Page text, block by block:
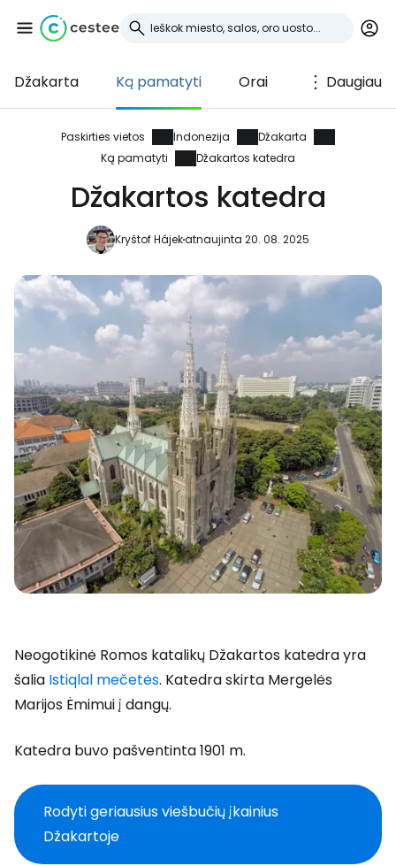
Džakarta Ką pamatyti Orai Daugiau
Paskirties vietos Indonezija
Džakarta
Ką pamatyti
Džakartos katedra
Džakartos katedra
Kryštof Hájekatnaujinta 20. 08. 2025
Neogotikinė Romos katalikų Džakartos katedra yra
šalia Istiqlal mečetės. Katedra skirta Mergelės
Marijos Ėmimui į dangų.
Katedra buvo pašventinta 1901 m.
Rodyti geriausius viešbučių įkainius
Džakartoje
Prisijunkite prie
Cestee
... pasaulinė kelionių bendruomenė
Tęsti su Google
Tęsti su Facebook
Tęsti el. paštu